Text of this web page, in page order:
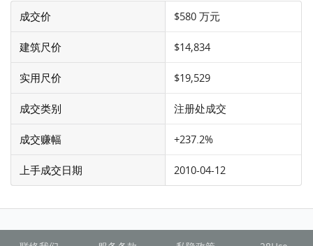
成交价 $580 万元
建筑尺价 $14,834
实用尺价 $19,529
成交类别 注册处成交
成交赚幅 +237.2%
上手成交日期 2010-04-12